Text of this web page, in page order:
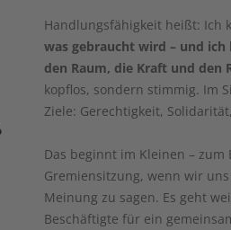
Handlungsfähigkeit heißt: Ich
was gebraucht wird – und ich
den Raum, die Kraft und den
kopflos, sondern stimmig. Im
Ziele: Gerechtigkeit,
Das beginnt im Kleinen –
Gremiensitzung, wenn wir
Meinung zu sagen. Es geht
Beschäftigte für ein